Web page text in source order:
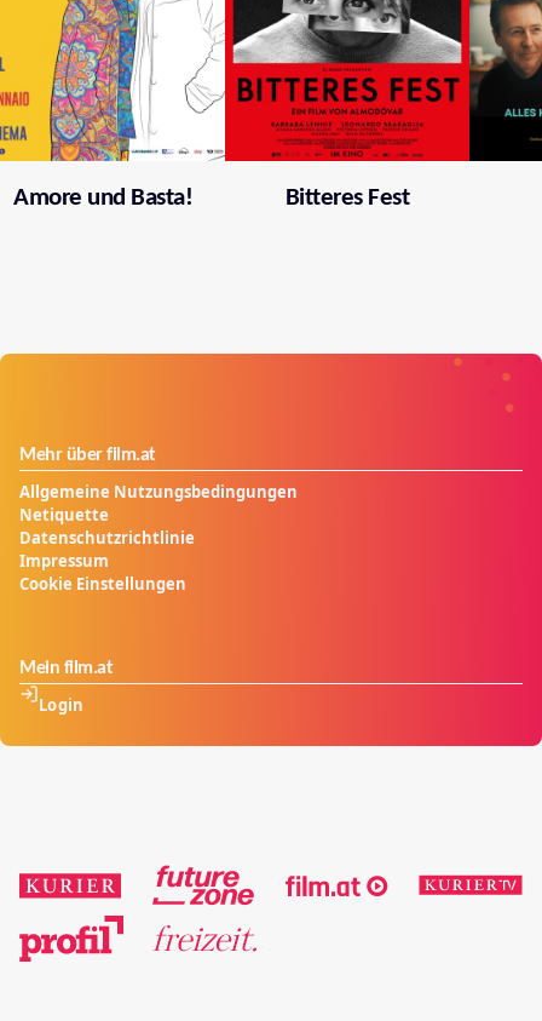
Amore und Basta! Bitteres Fest
Mehr über film.at
Allgemeine Nutzungsbedingungen
Netiquette
Datenschutzrichtlinie
Impressum
Cookie Einstellungen
Mein film.at
Login